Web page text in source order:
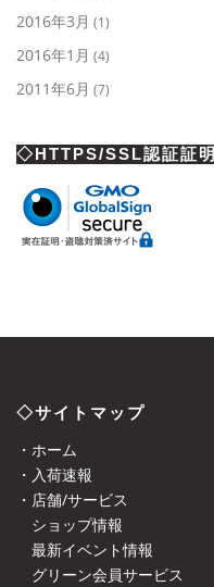
2016年3月 (1)
2016年1月 (4)
2011年6月 (7)
◇HTTPS/SSL認証証明
◇サイトマップ
・ホーム
・入荷速報
・店舗/サービス
ショップ情報
最新イベント情報
グリーン会員サービス